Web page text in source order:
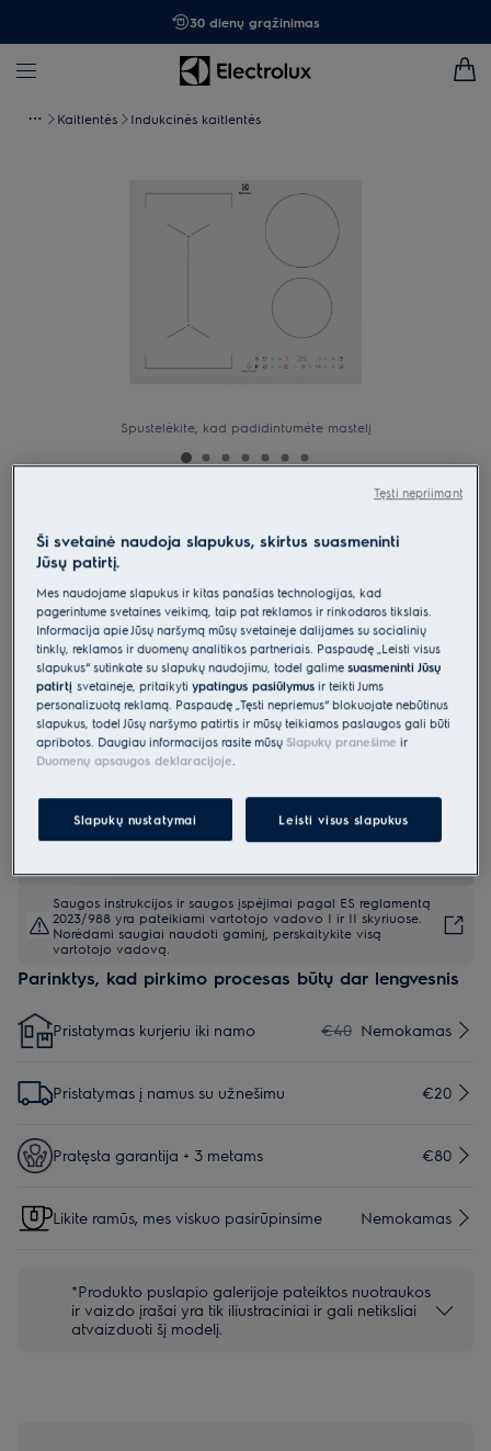
30 dienų grąžinimas
Kaitlentės Indukcinės kaitlentės
Spustelėkite, kad padidintumėte mastelį
Indukcinė kaitlentė 60 cm 600 serija
„Bridge“
4.9 (68)
Gaminio informacijos lapas
Pagrindiniai privalumai
600 serijos indukcinė kaitlentė „Bridge“ leidžia apjungti dvi kaitvietes
į vieną didelę.
Tiltinio sujungimo funkcija apjungia dvi kaitlentės kaitviečių zonas į
vieną didelį maisto gaminimo paviršių.
Indukcinės kaitlentės valdikliais lengva kontroliuoti temperatūrą.
Saugos instrukcijos ir saugos įspėjimai pagal ES reglamentą
2023/988 yra pateikiami vartotojo vadovo I ir II skyriuose.
Norėdami saugiai naudoti gaminį, perskaitykite visą
vartotojo vadovą.
Parinktys, kad pirkimo procesas būtų dar lengvesnis
Pristatymas kurjeriu iki namo €40 Nemokamas
Pristatymas į namus su užnešimu €20
Pratęsta garantija + 3 metams €80
Likite ramūs, mes viskuo pasirūpinsime Nemokamas
*Produkto puslapio galerijoje pateiktos nuotraukos
ir vaizdo įrašai yra tik iliustraciniai ir gali netiksliai
atvaizduoti šį modelį.
Ši svetainė naudoja slapukus, skirtus suasmeninti
Jūsų patirtį.
Mes naudojame slapukus ir kitas panašias technologijas, kad
pagerintume svetainės veikimą, taip pat reklamos ir rinkodaros tikslais.
Informacija apie Jūsų naršymą mūsų svetainėje dalijamės su socialinių
tinklų, reklamos ir duomenų analitikos partneriais. Paspaudę „Leisti visus
slapukus“ sutinkate su slapukų naudojimu, todėl galimesuasmeninti Jūsų
patirtįsvetainėje, pritaikytiypatingus pasiūlymus ir teikti Jums
personalizuotą reklamą. Paspaudę „Tęsti nepriėmus“ blokuojate nebūtinus
slapukus, todėl Jūsų naršymo patirtis ir mūsų teikiamos paslaugos gali būti
apribotos. Daugiau informacijos rasite mūsų Slapukų pranešime ir
Duomenų apsaugos deklaracijoje.
Slapukų nustatymai Leisti visus slapukus
Tęsti nepriimant